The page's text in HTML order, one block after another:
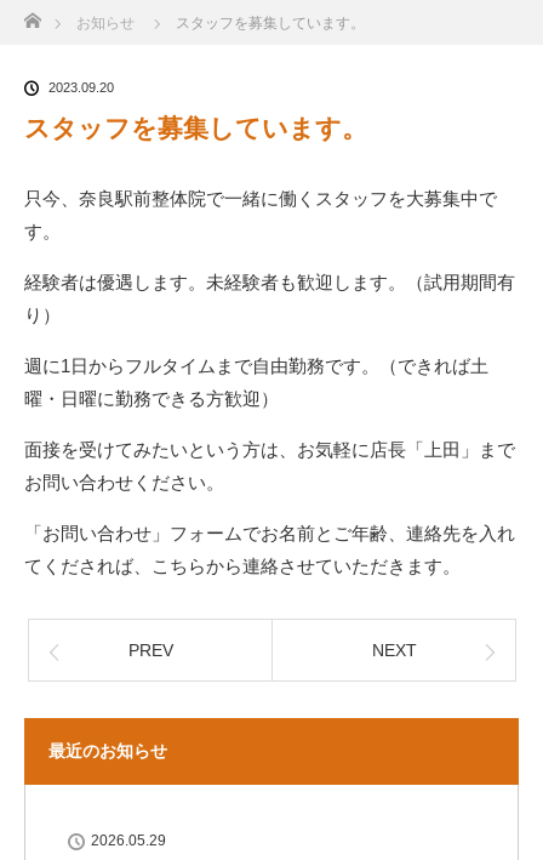
ホーム
お知らせ スタッフを募集しています。
2023.09.20
スタッフを募集しています。
只今、奈良駅前整体院で一緒に働くスタッフを大募集中で
す。
経験者は優遇します。未経験者も歓迎します。（試用期間有
り）
週に1日からフルタイムまで自由勤務です。（できれば土
曜・日曜に勤務できる方歓迎）
面接を受けてみたいという方は、お気軽に店長「上田」まで
お問い合わせください。
「お問い合わせ」フォームでお名前とご年齢、連絡先を入れ
てくだされば、こちらから連絡させていただきます。
PREV NEXT
最近のお知らせ
2026.05.29